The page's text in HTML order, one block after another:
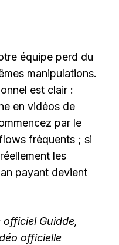
équipe perd du
manipulations.
est clair :
en vidéos de
par le
fréquents ; si
les
payant devient
Guidde,
officielle